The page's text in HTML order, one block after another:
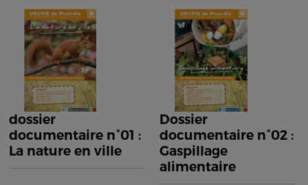
dossier
documentaire n°01 :
La nature en ville
Dossier
documentaire n°02 :
Gaspillage
alimentaire